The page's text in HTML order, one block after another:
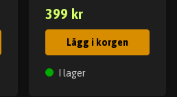
399 kr
Lägg i korgen
I lager